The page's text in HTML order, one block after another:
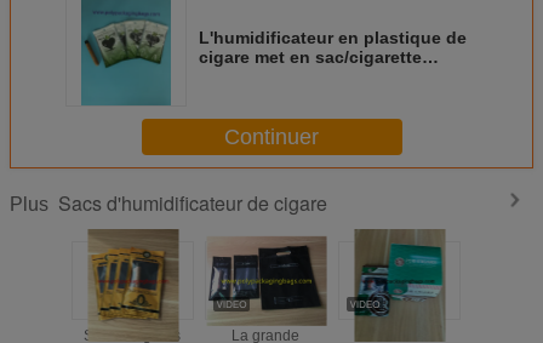
L'humidificateur en plastique de
cigare met en sac/cigarette
Continuer
Plus Sacs d'humidificateur de cigare
Sacs à cigares La grande